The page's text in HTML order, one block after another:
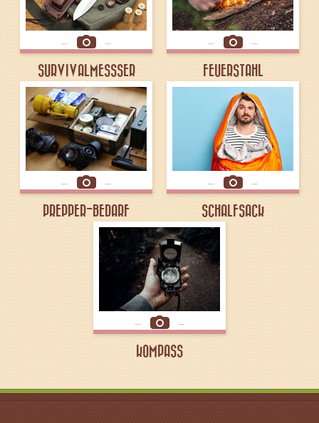
SURVIVALMESSSER FEUERSTAHL
PREPPER-BEDARF SCHALFSACK
KOMPASS